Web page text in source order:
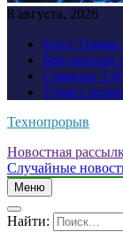
8 августа, 2026
Кита Тимми
Британский
Семинар
Турист
Технопрорыв
Новостная
Случайные
Меню
Найти: